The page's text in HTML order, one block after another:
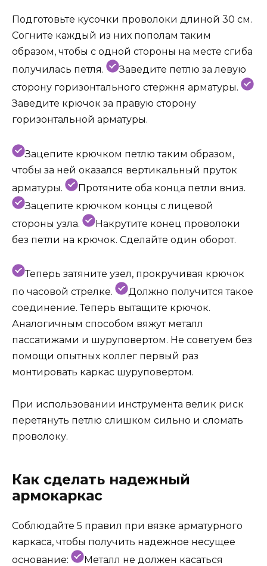
Подготовьте кусочки проволоки длиной 30 см.
Согните каждый из них пополам таким
образом, чтобы с одной стороны на месте сгиба
получилась петля.
Заведите петлю за левую
сторону горизонтального стержня арматуры.
Заведите крючок за правую сторону
горизонтальной арматуры.
Зацепите крючком петлю таким образом,
чтобы за ней оказался вертикальный пруток
арматуры.
Протяните оба конца петли вниз.
Зацепите крючком концы с лицевой
стороны узла.
Накрутите конец проволоки
без петли на крючок. Сделайте один оборот.
Теперь затяните узел, прокручивая крючок
по часовой стрелке.
Должно получится такое
соединение. Теперь вытащите крючок.
Аналогичным способом вяжут металл
пассатижами и шуруповертом. Не советуем без
помощи опытных коллег первый раз
монтировать каркас шуруповертом.
При использовании инструмента велик риск
перетянуть петлю слишком сильно и сломать
проволоку.
Как сделать надежный
армокаркас
Соблюдайте 5 правил при вязке арматурного
каркаса, чтобы получить надежное несущее
основание:
Металл не должен касаться